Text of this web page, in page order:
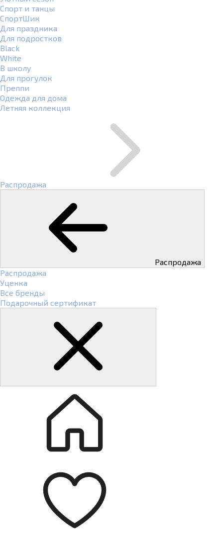
Спорт и танцы
СпортШик
Для праздника
Для подростков
Black
White
В школу
Для прогулок
Преппи
Одежда для дома
Летняя коллекция
Распродажа
Распродажа
Распродажа
Уценка
Все бренды
Подарочный сертификат